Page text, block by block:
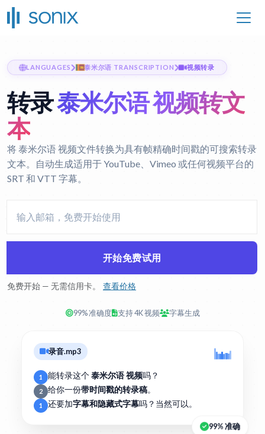
LANGUAGES 泰米尔语 TRANSCRIPTION 视频转录
转录泰米尔语 视频转文
本
将 泰米尔语 视频文件转换为具有帧精确时间戳的可搜索转录
文本。自动生成适用于 YouTube、Vimeo 或任何视频平台的
SRT 和 VTT 字幕。
开始免费试用
免费开始 — 无需信用卡。 查看价格
99% 准确度 支持 4K 视频 字幕生成
录音.mp3
1 能转录这个泰米尔语 视频吗？
2 给你一份带时间戳的转录稿。
1 还要加字幕和隐藏式字幕吗？当然可以。
99% 准确